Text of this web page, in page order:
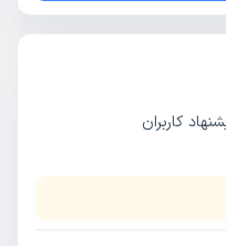
کاربران